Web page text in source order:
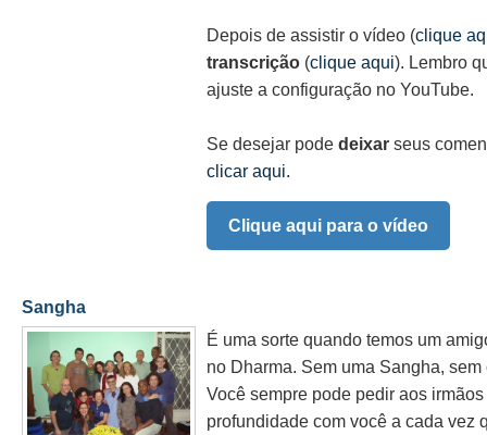
Depois de assistir o vídeo (clique
transcrição (clique aqui). Lembro
ajuste a configuração no YouTube.
Se desejar pode deixar seus
clicar aqui.
Clique aqui para o vídeo
Sangha
É uma sorte quando temos um
no Dharma. Sem uma Sangha,
Você sempre pode pedir aos
profundidade com você a cada vez